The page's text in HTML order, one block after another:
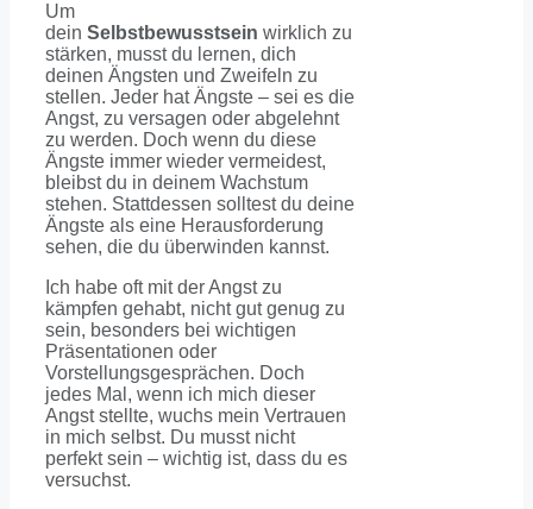
Um
dein Selbstbewusstsein wirklich zu
stärken, musst du lernen, dich
deinen Ängsten und Zweifeln zu
stellen. Jeder hat Ängste – sei es die
Angst, zu versagen oder abgelehnt
zu werden. Doch wenn du diese
Ängste immer wieder vermeidest,
bleibst du in deinem Wachstum
stehen. Stattdessen solltest du deine
Ängste als eine Herausforderung
sehen, die du überwinden kannst.
Ich habe oft mit der Angst zu
kämpfen gehabt, nicht gut genug zu
sein, besonders bei wichtigen
Präsentationen oder
Vorstellungsgesprächen. Doch
jedes Mal, wenn ich mich dieser
Angst stellte, wuchs mein Vertrauen
in mich selbst. Du musst nicht
perfekt sein – wichtig ist, dass du es
versuchst.